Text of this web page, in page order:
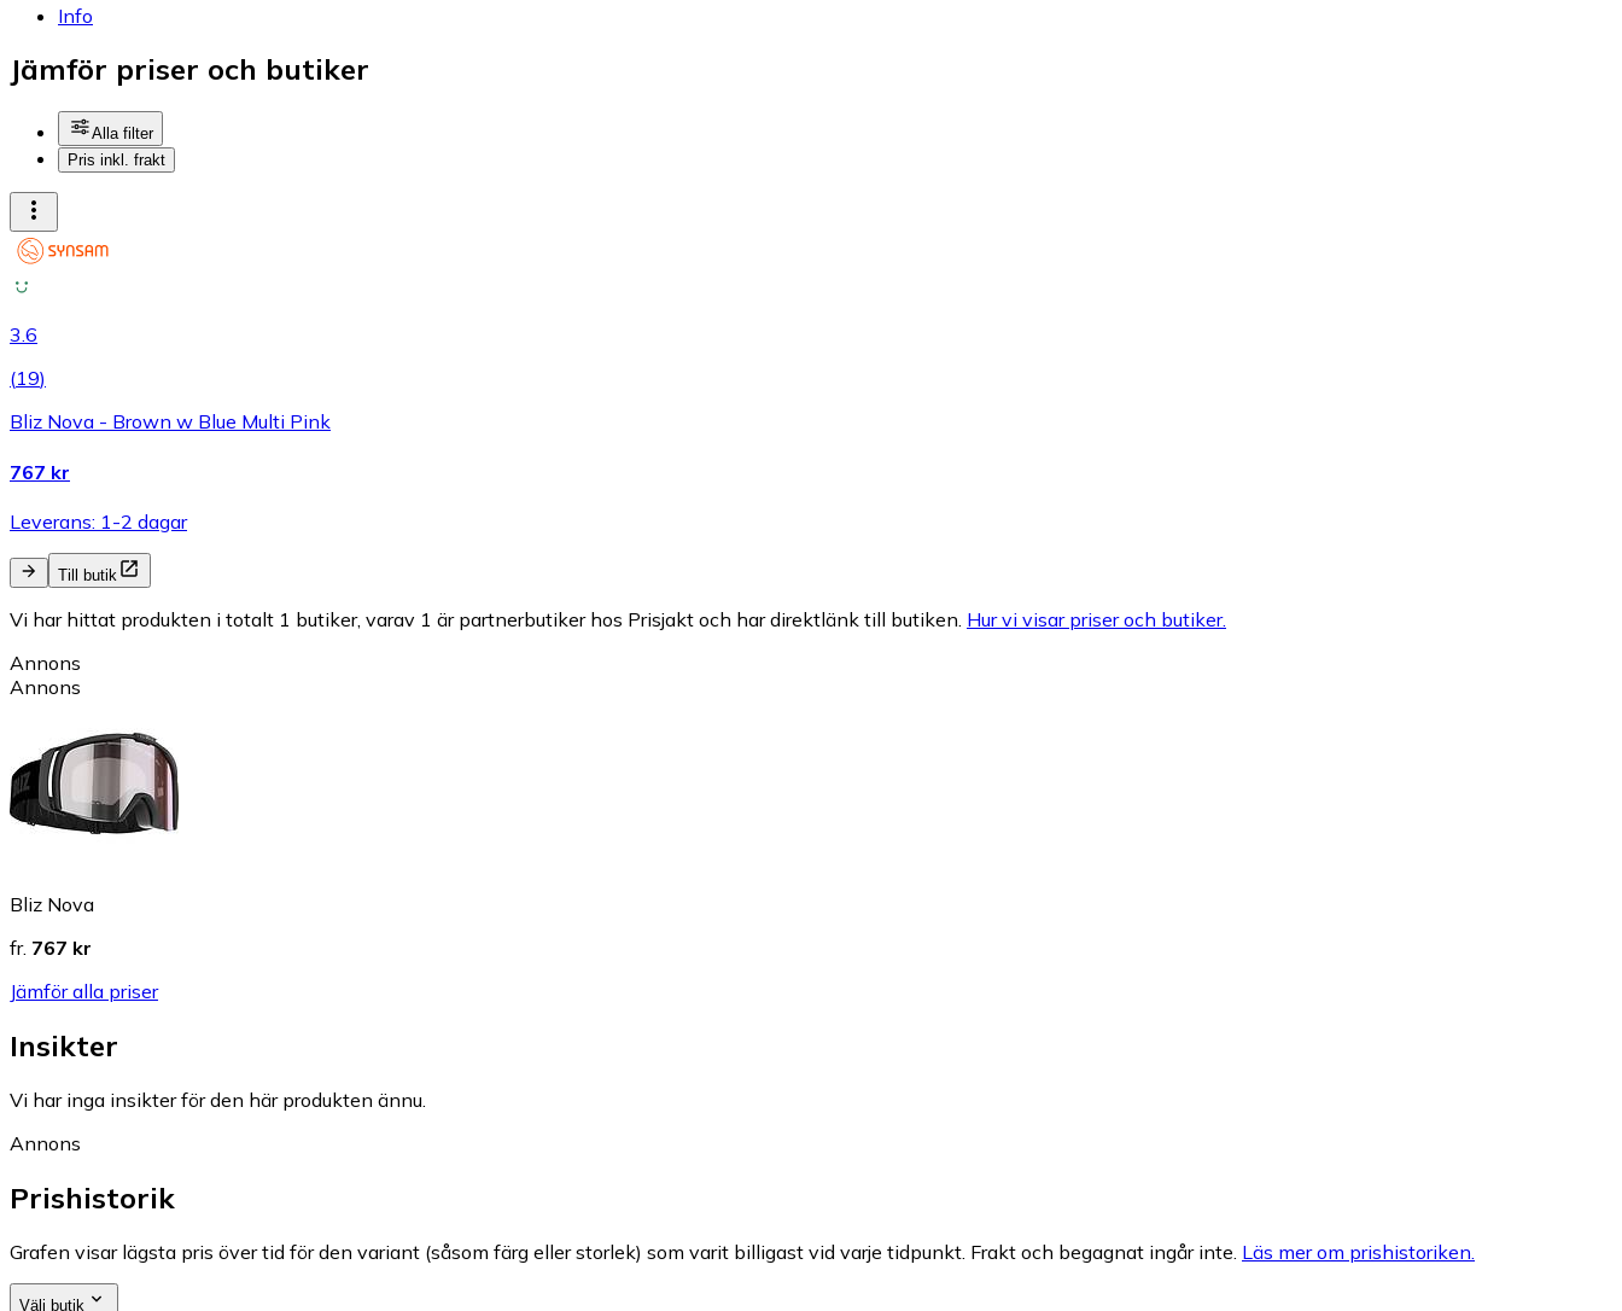
Info
Jämför priser och butiker
Alla filter
Pris inkl. frakt
3.6
(19)
Bliz Nova - Brown w Blue Multi Pink
767 kr
Leverans: 1-2 dagar
Till butik
Vi har hittat produkten i totalt 1 butiker, varav 1 är partnerbutiker hos Prisjakt och har direktlänk till butiken. Hur vi visar priser och butiker.
Annons
Annons
Bliz Nova
fr. 767 kr
Jämför alla priser
Insikter
Vi har inga insikter för den här produkten ännu.
Annons
Prishistorik
Grafen visar lägsta pris över tid för den variant (såsom färg eller storlek) som varit billigast vid varje tidpunkt. Frakt och begagnat ingår inte. Läs mer om prishistoriken.
Välj butik